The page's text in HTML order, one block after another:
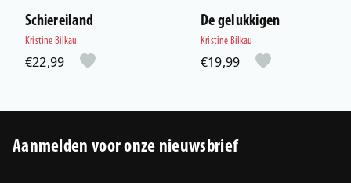
Schiereiland
Kristine Bilkau
€22,99
De gelukkigen
Kristine Bilkau
€19,99
Aanmelden voor onze nieuwsbrief